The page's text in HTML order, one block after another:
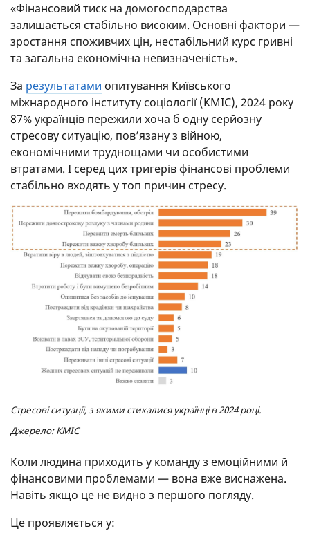
«Фінансовий тиск на домогосподарства
залишається стабільно високим. Основні фактори —
зростання споживчих цін, нестабільний курс гривні
та загальна економічна невизначеність».
За результатами опитування Київського
міжнародного інституту соціології (КМІС), 2024 року
87% українців пережили хоча б одну серйозну
стресову ситуацію, пов’язану з війною,
економічними труднощами чи особистими
втратами. І серед цих тригерів фінансові проблеми
стабільно входять у топ причин стресу.
Стресові ситуації, з якими стикалися українці в 2024 році.
Джерело: КМІС
Коли людина приходить у команду з емоційними й
фінансовими проблемами — вона вже виснажена.
Навіть якщо це не видно з першого погляду.
Це проявляється у: